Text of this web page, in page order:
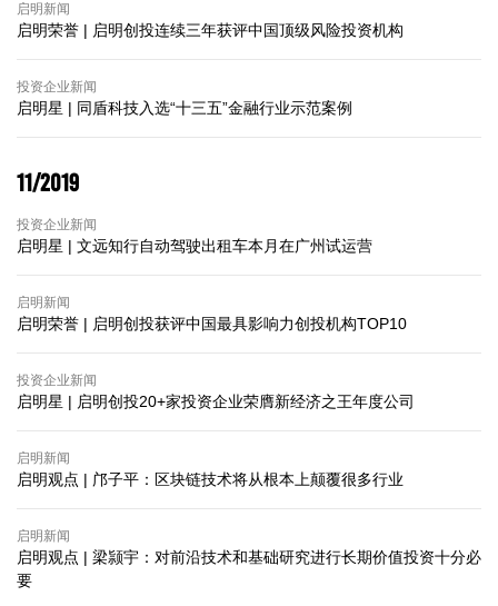
启明新闻
启明荣誉 | 启明创投连续三年获评中国顶级风险投资机构
投资企业新闻
启明星 | 同盾科技入选“十三五”金融行业示范案例
11/2019
投资企业新闻
启明星 | 文远知行自动驾驶出租车本月在广州试运营
启明新闻
启明荣誉 | 启明创投获评中国最具影响力创投机构TOP10
投资企业新闻
启明星 | 启明创投20+家投资企业荣膺新经济之王年度公司
启明新闻
启明观点 | 邝子平：区块链技术将从根本上颠覆很多行业
启明新闻
启明观点 | 梁颕宇：对前沿技术和基础研究进行长期价值投资十分必
要